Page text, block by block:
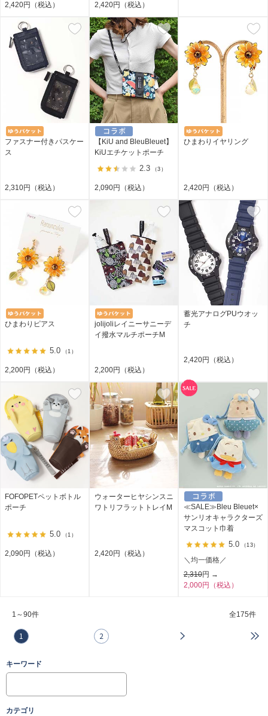
2,420円（税込） 2,420円（税込）
ファスナー付きパスケー
ス
2,310円（税込）
【KiU and BleuBleuet】
KiUエチケットポーチ
2.3 （3）
2,090円（税込）
ひまわりイヤリング
2,420円（税込）
ひまわりピアス
5.0 （1）
2,200円（税込）
jolijoliレイニーサニーデ
イ撥水マルチポーチM
2,200円（税込）
蓄光アナログPUウオッ
チ
2,420円（税込）
FOFOPETペットボトル
ポーチ
5.0 （1）
2,090円（税込）
ウォーターヒヤシンスニ
ワトリフラットトレイM
2,420円（税込）
≪SALE≫Bleu Bleuet×
サンリオキャラクターズ
マスコット巾着
5.0 （13）
＼均一価格／
2,310円 →
2,000円（税込）
1～90件 全175件
1 2
キーワード
カテゴリ